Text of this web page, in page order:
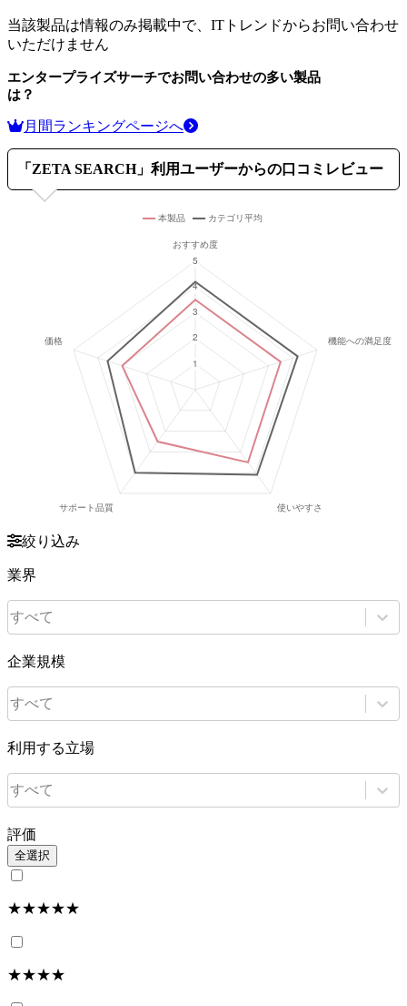
当該製品は情報のみ掲載中で、ITトレンドからお問い合わせ
いただけません
エンタープライズサーチでお問い合わせの多い製品
は？
月間ランキングページへ
「 ZETA SEARCH」利用ユーザーからの口コミレビュー
絞り込み
業界
すべて
企業規模
すべて
利用する立場
すべて
評価
全選択
★★★★★
★★★★